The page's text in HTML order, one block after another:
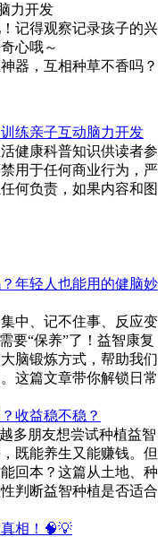
力开发
记得观察记录孩子的兴
心哦～
器，互相种草不香吗？
练亲子互动脑力开发
健康科普知识供读者参
用于任何商业行为，严
何负责，如果内容和图
年轻人也能用的健脑妙
中、记不住事、反应变
要“保养”了！益智康复
脑锻炼方式，帮助我们
这篇文章带你解锁日常
收益稳不稳？
多朋友想尝试种植益智
既能养生又能赚钱。但
回本？这篇从土地、种
判断益智种植是否适合
相！🧠💡